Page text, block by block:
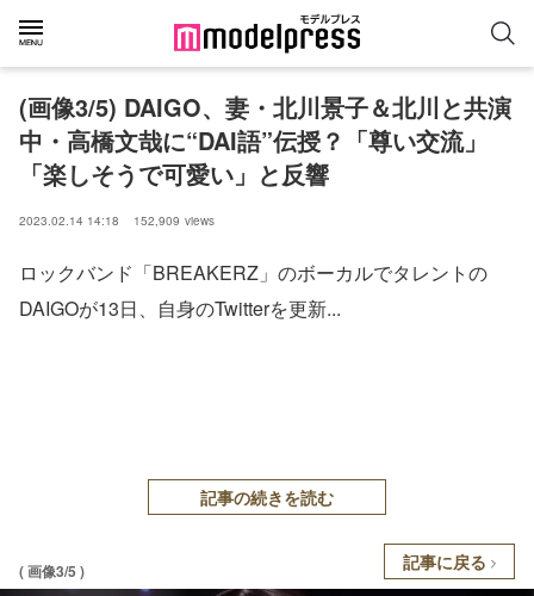
(画像3/5) DAIGO、妻・北川景子＆北川と共演
中・高橋文哉に“DAI語”伝授？「尊い交流」
「楽しそうで可愛い」と反響
2023.02.14 14:18 152,909 views
ロックバンド「BREAKERZ」のボーカルでタレントの
DAIGOが13日、自身のTwitterを更新...
記事の続きを読む
( 画像3/5 ) 記事に戻る